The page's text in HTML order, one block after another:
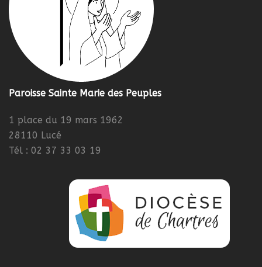
Paroisse Sainte Marie des Peuples
1 place du 19 mars 1962
28110 Lucé
Tél : 02 37 33 03 19